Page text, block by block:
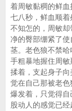
着周敏黏稠的鲜
七八秒，鲜血顺
不知怎的，周敏
净的臀部绷紧了
茎。老色狼不禁
手粗暴地握住周
揉着，支起身子
觉在自己那被老
爆发着，只觉得
股动人的感觉已